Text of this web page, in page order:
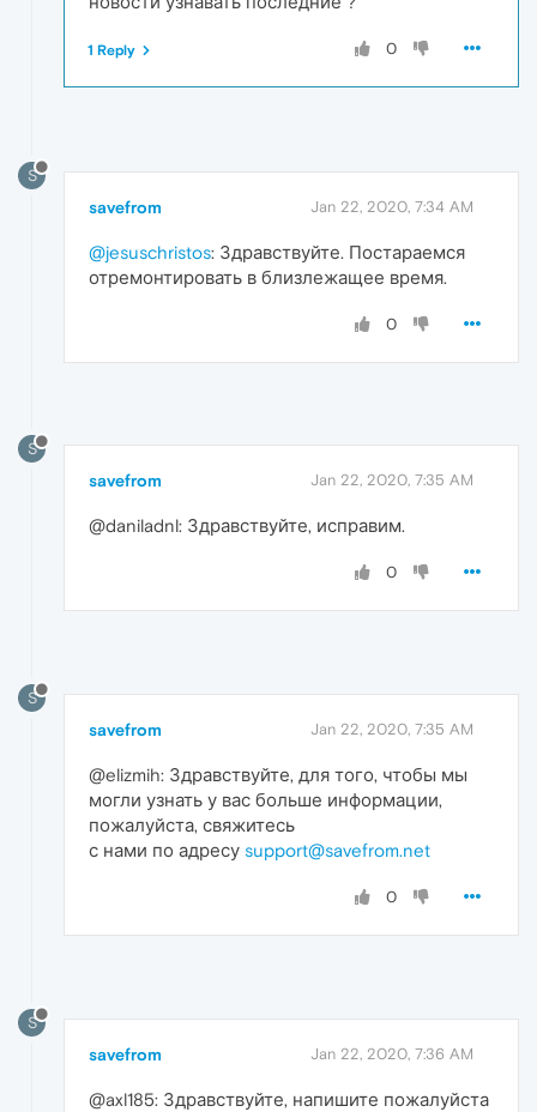
0
1 Reply
S
savefrom Jan 22, 2020, 7:34 AM
@jesuschristos: Здравствуйте. Постараемся
отремонтировать в близлежащее время.
0
S
savefrom Jan 22, 2020, 7:35 AM
@daniladnl: Здравствуйте, исправим.
0
S
savefrom Jan 22, 2020, 7:35 AM
@elizmih: Здравствуйте, для того, чтобы мы
могли узнать у вас больше информации,
пожалуйста, свяжитесь
с нами по адресу support@savefrom.net
0
S
savefrom Jan 22, 2020, 7:36 AM
@axl185: Здравствуйте, напишите пожалуйста